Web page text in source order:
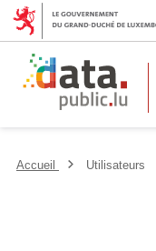
Accueil Utilisateurs